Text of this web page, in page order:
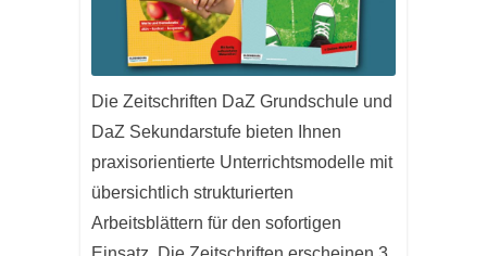
Die Zeitschriften DaZ Grundschule und
DaZ Sekundarstufe bieten Ihnen
praxisorientierte Unterrichtsmodelle mit
übersichtlich strukturierten
Arbeitsblättern für den sofortigen